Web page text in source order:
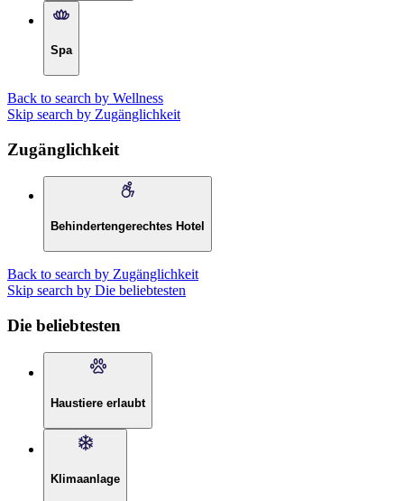
Spa
Back to search by Wellness
Skip search by Zugänglichkeit
Zugänglichkeit
Behindertengerechtes Hotel
Back to search by Zugänglichkeit
Skip search by Die beliebtesten
Die beliebtesten
Haustiere erlaubt
Klimaanlage